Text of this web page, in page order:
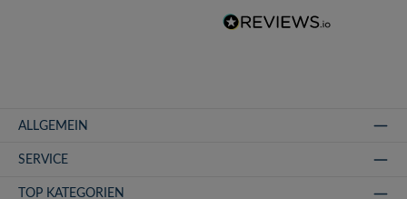
ALLGEMEIN
SERVICE
TOP KATEGORIEN